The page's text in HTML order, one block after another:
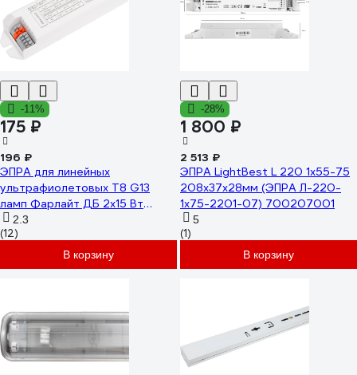
-11%
175 ₽
196 ₽
ЭПРА для линейных
ультрафиолетовых Т8 G13
ламп Фарлайт ДБ 2x15 Вт
FAR000180
2.3
(12)
В корзину
-28%
1 800 ₽
2 513 ₽
ЭПРА LightBest L 220 1x55-75
208x37x28мм (ЭПРА Л-220-
1х75-2201-07) 700207001
5
(1)
В корзину